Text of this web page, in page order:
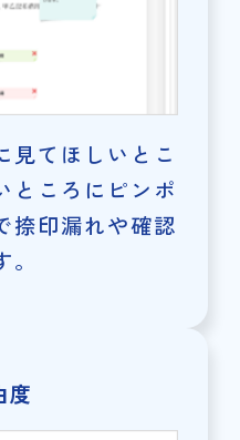
見てほしいとこ
ところにピンポ
捺印漏れや確認
度